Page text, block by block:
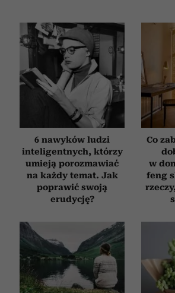
Partnerzy mogą połączyć te
otrzymanymi od Ciebie lub
korzystania z ich usług.
6 nawyków ludzi
inteligentnych, którzy
umieją porozmawiać
na każdy temat. Jak
poprawić swoją
erudycję?
Co
w
feng